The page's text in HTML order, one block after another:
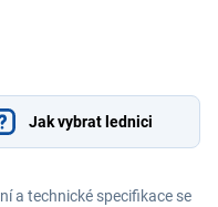
Jak vybrat lednici
a technické specifikace se